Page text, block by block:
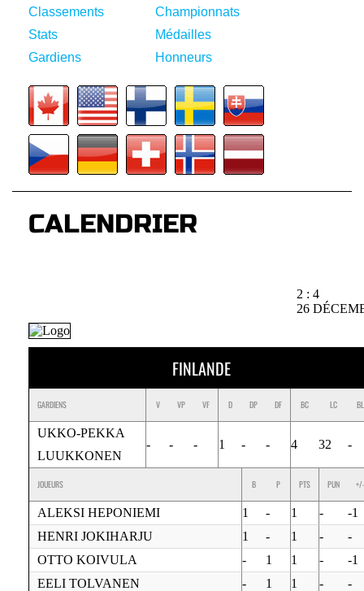
Classements
Stats
Gardiens
Championnats
Médailles
Honneurs
CALENDRIER
2 : 4
26
FINLANDE
GARDIENS V VP VF D DP DF BC LC BL
UKKO-PEKKA
LUUKKONEN
- - - 1 - - 4 32 -
JOUEURS B P PTS PUN +/-
ALEKSI HEPONIEMI 1 - 1 -
-1
HENRI JOKIHARJU
1 - 1 -
-
OTTO KOIVULA
- 1 1 -
-1
EELI TOLVANEN
- 1 1 -
-